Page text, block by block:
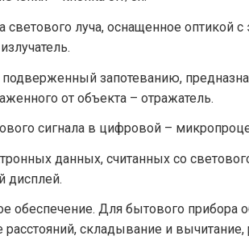
светового луча, оснащенное оптикой
подверженный запотеванию,
от объекта – отражатель.
сигнала в цифровой –
данных, считанных со
дисплей.
обеспечение. Для бытового прибора
складывание и